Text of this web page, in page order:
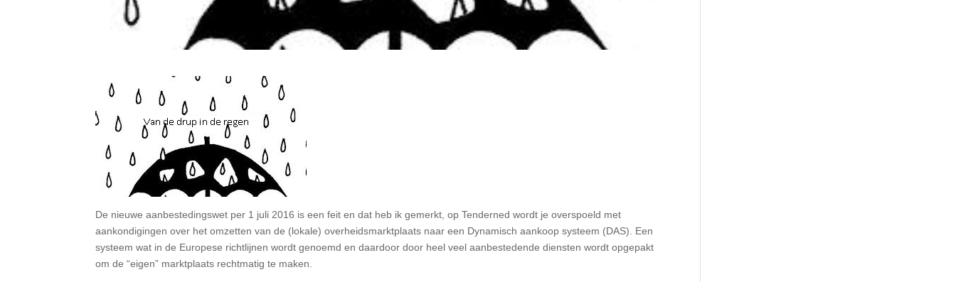
De nieuwe aanbestedingswet per 1 juli 2016 is een feit en dat heb ik gemerkt, op Tenderned wordt je overspoeld met
aankondigingen over het omzetten van de (lokale) overheidsmarktplaats naar een Dynamisch aankoop systeem (DAS). Een
systeem wat in de Europese richtlijnen wordt genoemd en daardoor door heel veel aanbestedende diensten wordt opgepakt
om de “eigen” marktplaats rechtmatig te maken.